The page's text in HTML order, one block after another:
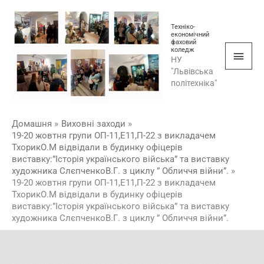
вмісту
Техніко-
економічний
фаховий
коледж
НУ
"Львівська
політехніка"
Домашня
Виховні заходи
19-20 жовтня групи ОП-11,Е11,П-22 з викладачем
ТхорикО.М відвідали в будинку офіцерів
виставку:”Історія українського війська” та виставку
художника СлєпченкоВ.Г. з циклу ” Обличчя війни”.
19-20 жовтня групи ОП-11,Е11,П-22 з викладачем
ТхорикО.М відвідали в будинку офіцерів
виставку:”Історія українського війська” та виставку
художника СлєпченкоВ.Г. з циклу ” Обличчя війни”.